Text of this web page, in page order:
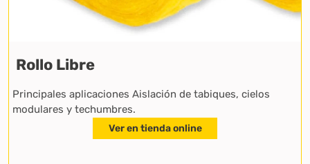
Rollo Libre
Principales aplicaciones Aislación de tabiques, cielos
modulares y techumbres.
Ver en tienda online